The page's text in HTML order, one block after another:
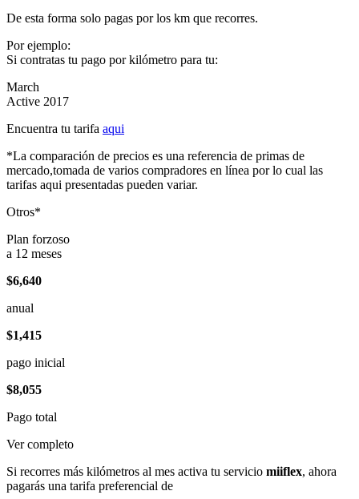
De esta forma solo pagas por los km que recorres.
Por ejemplo:
Si contratas tu pago por kilómetro para tu:
March
Active 2017
Encuentra tu tarifa aqui
*La comparación de precios es una referencia de primas de
mercado,tomada de varios compradores en línea por lo cual las
tarifas aqui presentadas pueden variar.
Otros*
Plan forzoso
a 12 meses
$6,640
anual
$1,415
pago inicial
$8,055
Pago total
Ver completo
Si recorres más kilómetros al mes activa tu servicio miiflex, ahora
pagarás una tarifa preferencial de